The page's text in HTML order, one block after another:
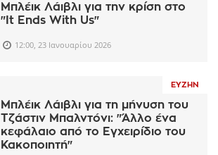
Μπλέικ Λάιβλι για την κρίση στο
"It Ends With Us"
12:00, 23 Ιανουαρίου 2026
ΕΥΖΗΝ
Μπλέικ Λάιβλι για τη μήνυση του
Τζάστιν Μπαλντόνι: "Άλλο ένα
κεφάλαιο από το Εγχειρίδιο του
Κακοποιητή"